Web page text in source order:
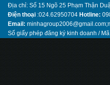
Địa chỉ: Số 15 Ngõ 25 Phạm Thận
Điện thoại :024.62950704 Hotline:
Email:
Số giấy phép đăng ký kinh doanh /